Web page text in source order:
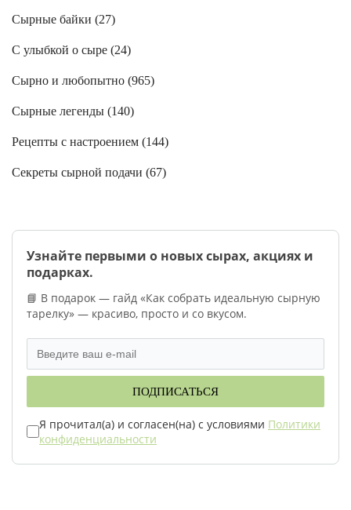
Сырные байки (27)
С улыбкой о сыре (24)
Сырно и любопытно (965)
Сырные легенды (140)
Рецепты с настроением (144)
Секреты сырной подачи (67)
Узнайте первыми о новых сырах, акциях и
подарках.
📘 В подарок — гайд «Как собрать идеальную сырную
тарелку» — красиво, просто и со вкусом.
ПОДПИСАТЬСЯ
Я прочитал(а) и согласен(на) с условиями Политики
конфиденциальности